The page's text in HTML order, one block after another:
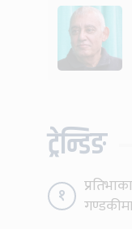
ट्रेन्डिङ
१